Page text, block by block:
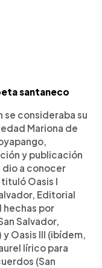
santaneco
se consideraba su
Mariona de
y publicación
dio a conocer
Oasis I
Editorial
hechas por
Salvador,
Oasis III (ibídem,
lírico para
(San